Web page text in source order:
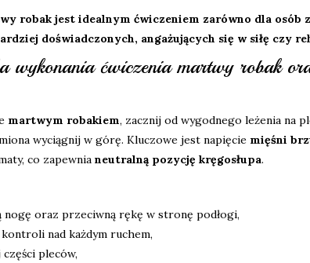
robak jest idealnym ćwiczeniem zarówno dla osób
doświadczonych, angażujących się w siłę czy
wykonania ćwiczenia martwy robak
martwym robakiem, zacznij od wygodnego leżenia na
wyciągnij w górę. Kluczowe jest napięcie mięśni
co zapewnia neutralną pozycję kręgosłupa.
oraz przeciwną rękę w stronę podłogi,
nad każdym ruchem,
pleców,